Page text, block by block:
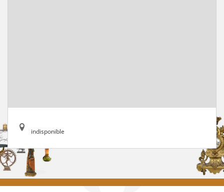
indisponible